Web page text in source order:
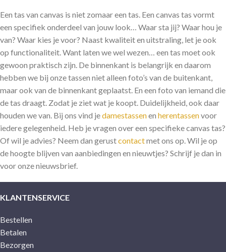
Een tas van canvas is niet zomaar een tas. Een canvas tas vormt
een specifiek onderdeel van jouw look… Waar sta jij? Waar hou je
van? Waar kies je voor? Naast kwaliteit en uitstraling, let je ook
op functionaliteit. Want laten we wel wezen… een tas moet ook
gewoon praktisch zijn. De binnenkant is belangrijk en daarom
hebben we bij onze tassen niet alleen foto’s van de buitenkant,
maar ook van de binnenkant geplaatst. En een foto van iemand die
de tas draagt. Zodat je ziet wat je koopt. Duidelijkheid, ook daar
houden we van. Bij ons vind jedamestassenen herentassenvoor
iedere gelegenheid. Heb je vragen over een specifieke canvas tas?
Of wil je advies? Neem dan gerustcontactmet ons op. Wil je op
de hoogte blijven van aanbiedingen en nieuwtjes? Schrijf je dan in
voor onze nieuwsbrief.
KLANTENSERVICE
Bestellen
Betalen
Bezorgen